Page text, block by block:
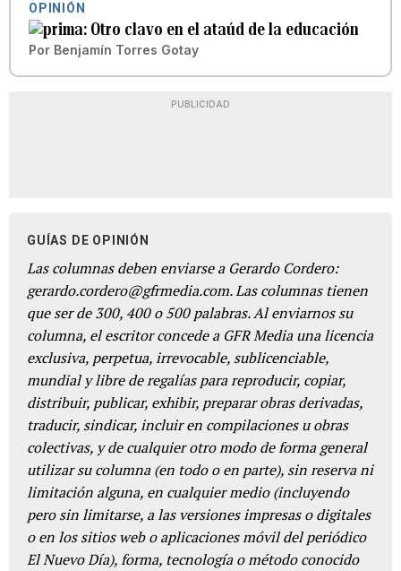
OPINIÓN
Otro clavo en el ataúd de la educación
Por Benjamín Torres Gotay
PUBLICIDAD
GUÍAS DE OPINIÓN
Las columnas deben enviarse a Gerardo Cordero:
gerardo.cordero@gfrmedia.com. Las columnas tienen
que ser de 300, 400 o 500 palabras. Al enviarnos su
columna, el escritor concede a GFR Media una licencia
exclusiva, perpetua, irrevocable, sublicenciable,
mundial y libre de regalías para reproducir, copiar,
distribuir, publicar, exhibir, preparar obras derivadas,
traducir, sindicar, incluir en compilaciones u obras
colectivas, y de cualquier otro modo de forma general
utilizar su columna (en todo o en parte), sin reserva ni
limitación alguna, en cualquier medio (incluyendo
pero sin limitarse, a las versiones impresas o digitales
o en los sitios web o aplicaciones móvil del periódico
El Nuevo Día), forma, tecnología o método conocido